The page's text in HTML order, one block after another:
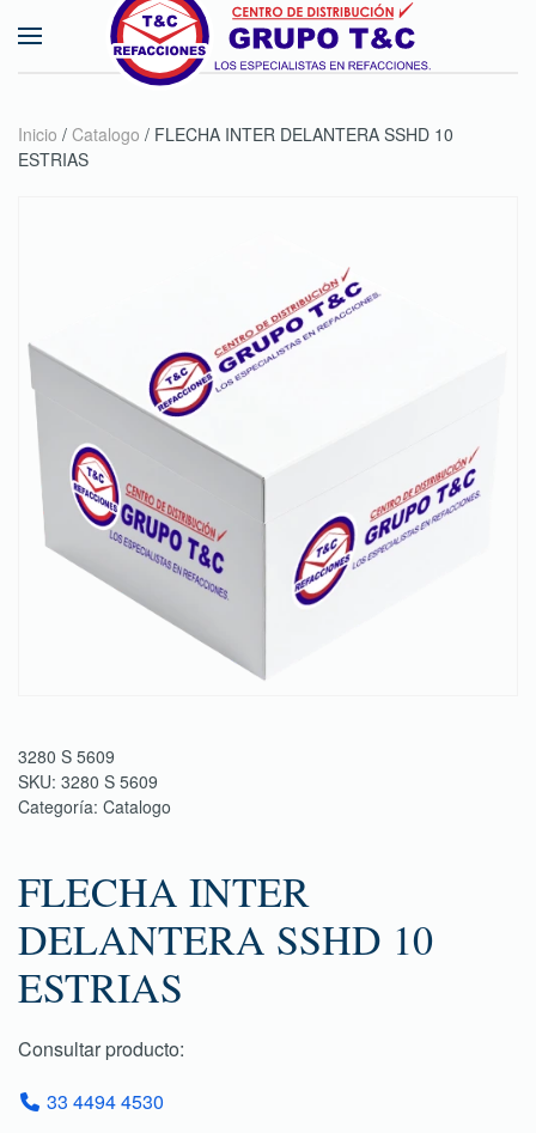
Skip to main content
Inicio / Catalogo / FLECHA INTER DELANTERA SSHD 10
ESTRIAS
3280 S 5609
SKU: 3280 S 5609
Categoría: Catalogo
FLECHA INTER
DELANTERA SSHD 10
ESTRIAS
Consultar producto:
33 4494 4530